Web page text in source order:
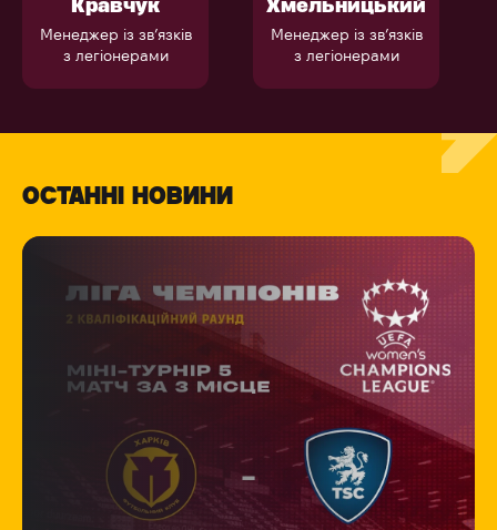
Кравчук
Менеджер із зв’язків
з легіонерами
Хмельницький
Менеджер із зв’язків
з легіонерами
ОСТАННІ НОВИНИ